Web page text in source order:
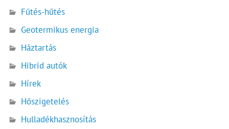
Fűtés-hűtés
Geotermikus energia
Háztartás
Hibrid autók
Hírek
Hőszigetelés
Hulladékhasznosítás